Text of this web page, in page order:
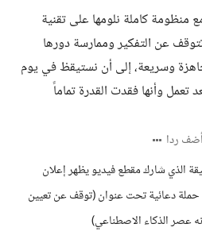
منظومة كاملة نلومها على تقنية
عن التفكير وممارسة دورها
وسريعة، إلى أن نستيقظ في يوم
تعمل وأنها فقدت القدرة تماماً
أضف ردا
الذي شارك مقطع فيديو يظهر إعلان
دعائية تحت عنوان (توقف عن تعيين
عصر الذكاء الاصطناعي)